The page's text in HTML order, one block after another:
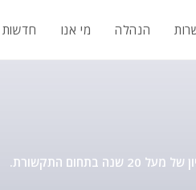
חדשות מי אנו הנהלה